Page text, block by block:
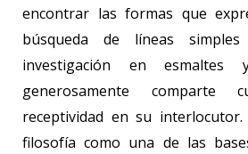
encontrar las formas que
búsqueda de líneas
investigación en esmaltes
generosamente comparte
receptividad en su
filosofía como una de las